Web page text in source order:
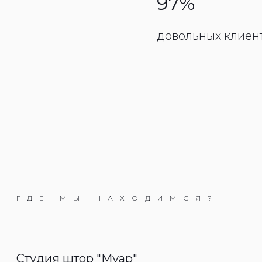
довольных
ГДЕ МЫ НАХОДИМСЯ?
Студия штор "Муар"